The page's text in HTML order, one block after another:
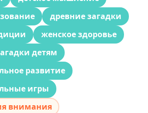
древние загадки
женское здоровье
детям
развитие
игры
внимания